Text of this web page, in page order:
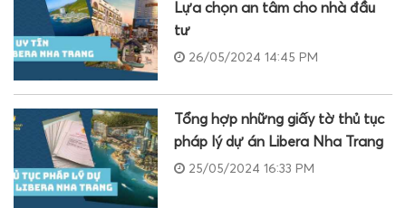
Lựa chọn an tâm cho nhà đầu
tư
26/05/2024 14:45 PM
Tổng hợp những giấy tờ thủ tục
pháp lý dự án Libera Nha Trang
25/05/2024 16:33 PM